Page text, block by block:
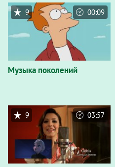
Музыка поколений
9 00:09
9 03:57